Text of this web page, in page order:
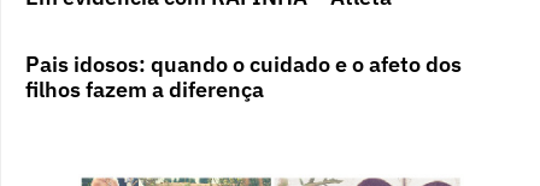
Pais idosos: quando o cuidado e o afeto dos
filhos fazem a diferença